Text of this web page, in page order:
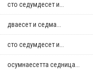
сто седумдесет и...
дваесет и седма...
сто седумдесет и...
осумнaесетта седница...